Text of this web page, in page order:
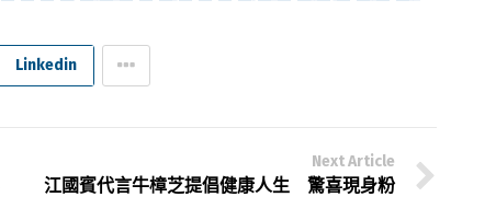
Linkedin
Next Article
江國賓代言牛樟芝提倡健康人生 驚喜現身粉